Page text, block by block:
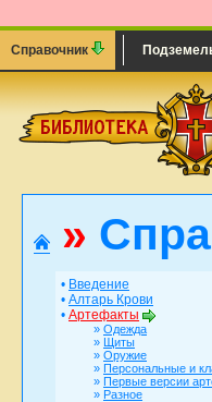
Справочник
»
• Введение
• Алтарь Крови
• Артефакты
» Одежда
»
Щиты
» Оружие
» Персональные и
» Первые версии
» Разное